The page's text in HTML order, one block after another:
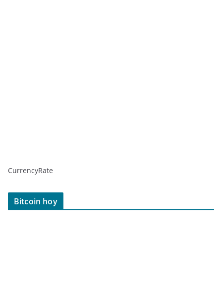
CurrencyRate
Bitcoin hoy